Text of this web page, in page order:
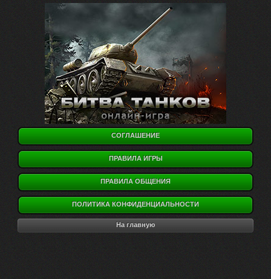
СОГЛАШЕНИЕ
ПРАВИЛА ИГРЫ
ПРАВИЛА ОБЩЕНИЯ
ПОЛИТИКА КОНФИДЕНЦИАЛЬНОСТИ
На главную